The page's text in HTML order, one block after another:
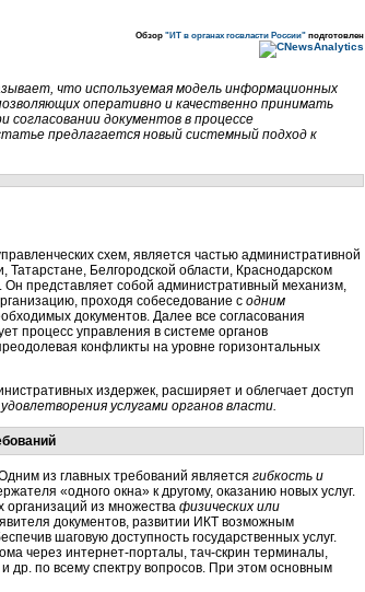
Обзор "ИТ в органах госвласти России" подготовлен
что используемая модель информационных
оперативно и качественно принимать
документов в процессе
предлагается новый системный подход к
схем, является частью административной
Белгородской области, Краснодарском
Он представляет собой административный механизм,
проходя собеседование с одним
документов. Далее все согласования
процесс управления в системе органов
конфликты на уровне горизонтальных
издержек, расширяет и облегчает доступ
услугами органов власти.
из главных требований является гибкость и
«одного окна» к другому, оказанию новых услуг.
организаций из множества физических или
документов, развитии ИКТ возможным
шаговую доступность государственных услуг.
через интернет-порталы, тач-скрин терминалы,
и др. по всему спектру вопросов. При этом основным